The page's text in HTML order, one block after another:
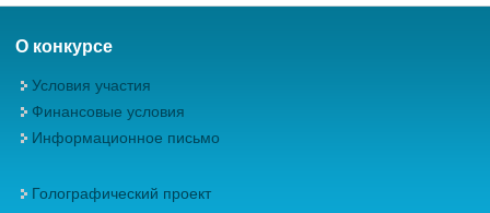
О конкурсе
Условия участия
Финансовые условия
Информационное письмо
Голографический проект